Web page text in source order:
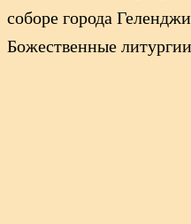
соборе города
Божественные